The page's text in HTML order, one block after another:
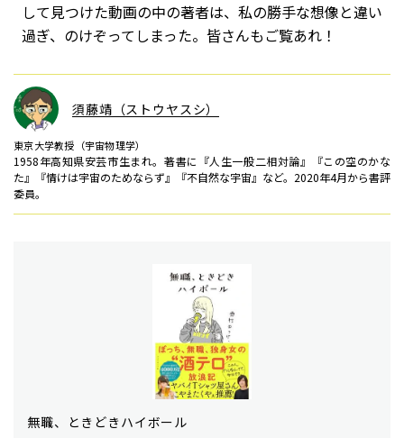
して見つけた動画の中の著者は、私の勝手な想像と違い
過ぎ、のけぞってしまった。皆さんもご覧あれ！
須藤靖（ストウヤスシ）
東京大学教授（宇宙物理学）
1958年高知県安芸市生まれ。著書に『人生一般二相対論』『この空のかな
た』『情けは宇宙のためならず』『不自然な宇宙』など。2020年4月から書評
委員。
無職、ときどきハイボール